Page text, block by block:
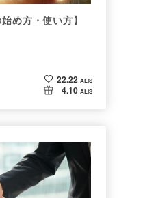
め方・使い方】
22.22 ALIS
4.10 ALIS